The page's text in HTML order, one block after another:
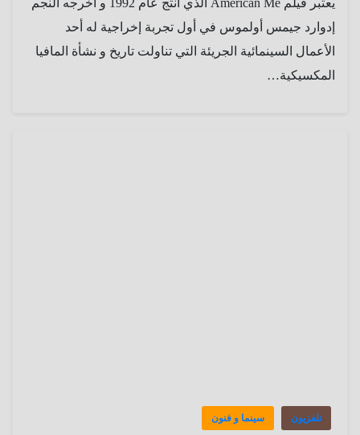
يعتبر فيلم American Me الذي أُنتج عام 1992 و أخرجه النجم
إدوارد جيمس أولموس في أول تجربة إخراجية له أحد
الأعمال السينمائية الجريئة التي تناولت تاريخ و نشأة المافيا
المكسيكية…
تلفزيون سينما و فنون